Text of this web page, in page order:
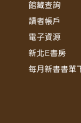
館藏查詢
讀者帳戶
電子資源
新北E書房
每月新書書單